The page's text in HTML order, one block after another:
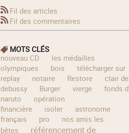
Fil des articles
Fil des commentaires
MOTS CLÉS
nouveau CD
les médailles
olympiques
bois
télécharger sur
replay
notaire Restore
clair
debussy
Burger vierge
fonds
naruto
opération
financière
isoler
astronome
français
pro
nos amis les
bêtes
référencement de